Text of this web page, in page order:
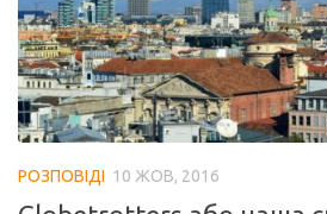
РОЗПОВІДІ 10 ЖОВ, 2016